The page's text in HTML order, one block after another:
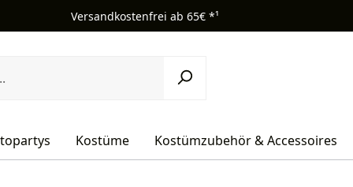
Versandkostenfrei ab 65€ *¹
Kostüme Kostümzubehör & Accessoires